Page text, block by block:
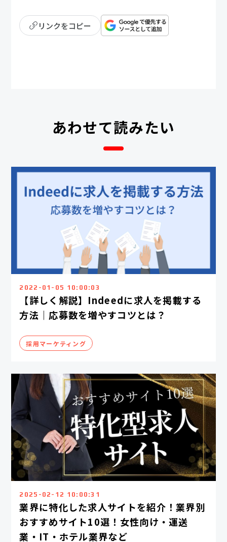
リンクをコピー
あわせて読みたい
2022-01-05 10:00:03
【詳しく解説】Indeedに求人を掲載する
方法｜応募数を増やすコツとは？
採用マーケティング
2025-02-12 10:00:31
業界に特化した求人サイトを紹介！業界別
おすすめサイト10選！女性向け・運送
業・IT・ホテル業界など